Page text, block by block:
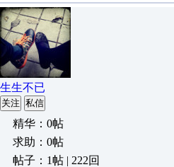
生生不已
关注 私信
精华：0帖
求助：0帖
帖子：1帖 | 222回